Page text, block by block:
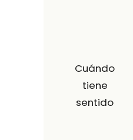
Cuándo
tiene
sentido